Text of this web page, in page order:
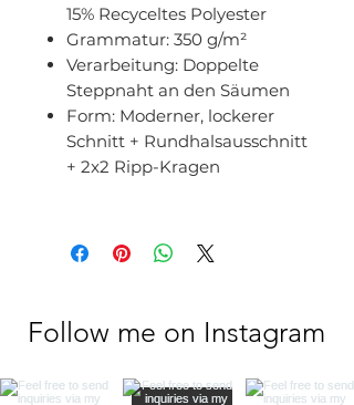
15% Recyceltes Polyester
Grammatur: 350 g/m²
Verarbeitung: Doppelte
Steppnaht an den Säumen
Form: Moderner, lockerer
Schnitt + Rundhalsausschnitt
+ 2x2 Ripp-Kragen
Follow me on Instagram